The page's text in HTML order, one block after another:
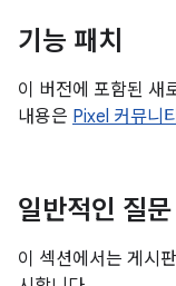
기능 패치
이 버전에 포함된 새
내용은 Pixel 커뮤니
일반적인 질
이 섹션에서는 게시